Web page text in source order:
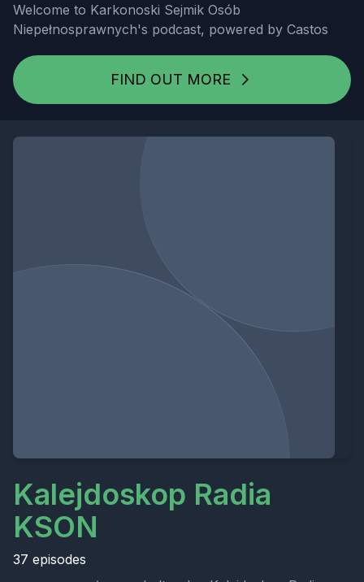
Welcome to Karkonoski Sejmik Osób
Niepełnosprawnych's podcast, powered by Castos
FIND OUT MORE
Kalejdoskop Radia
KSON
37 episodes